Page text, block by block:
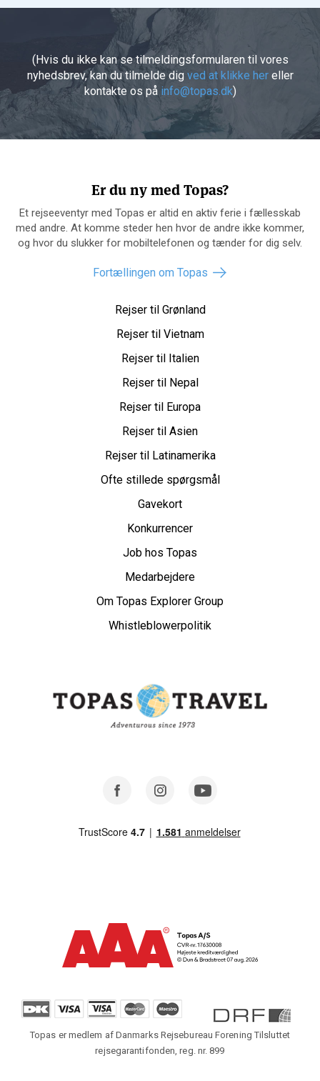
(Hvis du ikke kan se tilmeldingsformularen til vores
nyhedsbrev, kan du tilmelde dig ved at klikke hereller
kontakte os på info@topas.dk)
Er du ny med Topas?
Et rejseeventyr med Topas er altid en aktiv ferie i fællesskab
med andre. At komme steder hen hvor de andre ikke kommer,
og hvor du slukker for mobiltelefonen og tænder for dig selv.
Fortællingen om Topas
Rejser til Grønland
Rejser til Vietnam
Rejser til Italien
Rejser til Nepal
Rejser til Europa
Rejser til Asien
Rejser til Latinamerika
Ofte stillede spørgsmål
Gavekort
Konkurrencer
Job hos Topas
Medarbejdere
Om Topas Explorer Group
Whistleblowerpolitik
Facebook Instagram
Topas er medlem af Danmarks Rejsebureau Forening Tilsluttet
rejsegarantifonden, reg. nr. 899